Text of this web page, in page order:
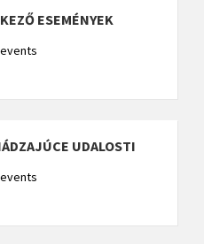
ESEMÉNYEK
UDALOSTI